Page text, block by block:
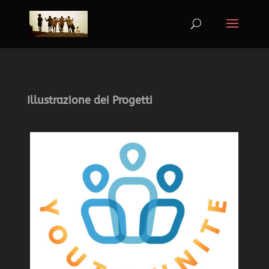
Illustrazione dei Progetti